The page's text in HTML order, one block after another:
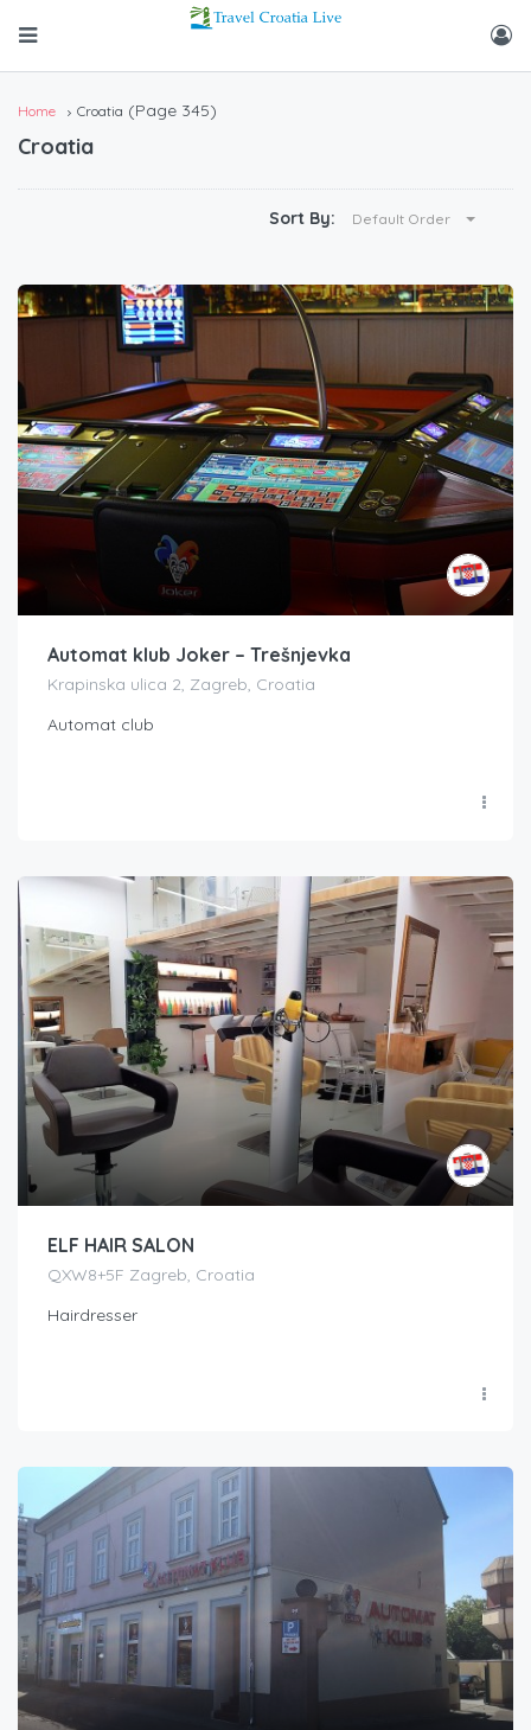
Home Croatia (Page 345)
Croatia
Sort By: Default Order
Automat klub Joker – Trešnjevka
Krapinska ulica 2, Zagreb, Croatia
Automat club
ELF HAIR SALON
QXW8+5F Zagreb, Croatia
Hairdresser